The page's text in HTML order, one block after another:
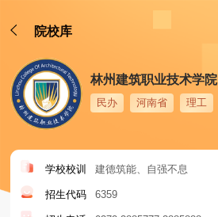
院校库
林州建筑职业技术学院
民办 河南省 理工
学校校训 建德筑能、自强不息
招生代码 6359